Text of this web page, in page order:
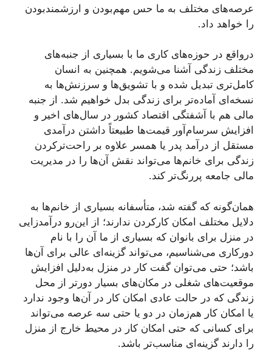
عرصه‌های مختلف به ما حس مهم‌بودن و ارزشمندبودن
را خواهد داد.
درواقع در حوزه‌های کاری ما با بسیاری از جنبه‌های
مختلف زندگی آشنا می‌شویم. همچنین به انسان
کامل‌تری تبدیل شده و با تشویق‌ها و سرزنش‌ها به
نسخه‌ای آماده‌تر برای زندگی بدل خواهیم شد. از جنبه
مالی هم با آشفتگی اقتصاد کشور در سال‌های اخیر و
افزایش سرسام‌آور قیمت‌ها طبیعتاً داشتن درآمدی
مستقل از درآمد پدر یا همسر علاوه ‌بر راحت‌ترکردن
زندگی برای خانم‌ها می‌تواند نقش آن‌ها را در مدیریت
مالی جامعه پررنگ‌تر کند.
همان‌گونه که گفته شد، متأسفانه بسیاری از خانم‌ها به
دلایل مختلف امکان کارکردن ندارند؛ از این‌رو درآمدزایی
در منزل برای بانوان که بسیاری از ما آن را با نام
دورکاری می‌شناسیم، می‌تواند گزینه‌ای عالی برای آن‌ها
باشد؛ حتی می‌توان گفت کار در منزل به‌دلیل افزایش
موقعیت‌های شغلی در مکان‌های بسیار دورتر از محل
زندگی که در حالت عادی امکان کار در آن‌ها وجود ندارد
یا امکان کار هم‌زمان در دو یا حتی سه عرصه می‌تواند
برای کسانی که حتی امکان کار در محیط خارج از منزل
را دارند گزینه‌ای مناسب‌تر باشد.